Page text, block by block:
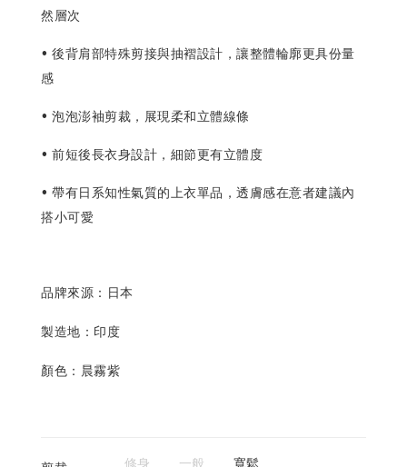
然層次
• 後背肩部特殊剪接與抽褶設計，讓整體輪廓更具份量
感
• 泡泡澎袖剪裁，展現柔和立體線條
• 前短後長衣身設計，細節更有立體度
• 帶有日系知性氣質的上衣單品，透膚感在意者建議內
搭小可愛
品牌來源：日本
製造地：印度
顏色：晨霧紫
修身 一般 寬鬆